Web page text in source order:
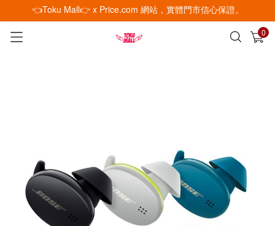
👈Toku Mall👉 x Price.com 網站，實體門市信心保證。
0
已加入購物車 查看